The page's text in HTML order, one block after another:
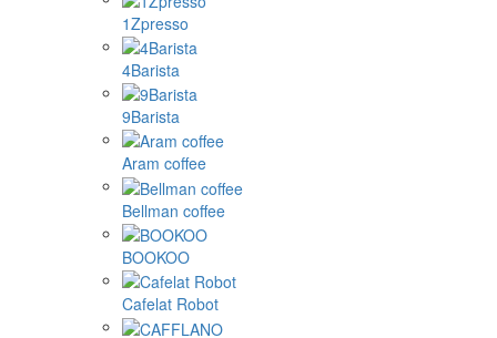
1Zpresso
4Barista
9Barista
Aram coffee
Bellman coffee
BOOKOO
Cafelat Robot